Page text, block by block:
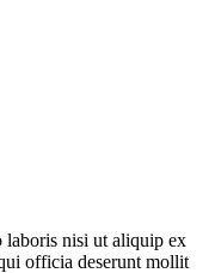
laboris nisi ut aliquip ex
officia deserunt mollit